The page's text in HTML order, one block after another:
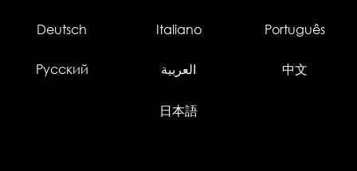
Deutsch Italiano Português
Русский العربية 中文
日本語